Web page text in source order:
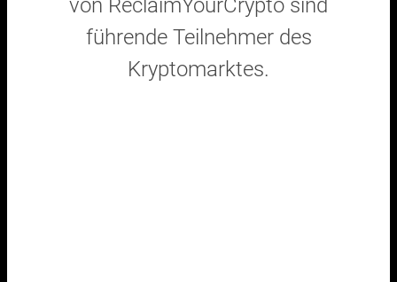
von ReclaimYourCrypto sind
führende Teilnehmer des
Kryptomarktes.